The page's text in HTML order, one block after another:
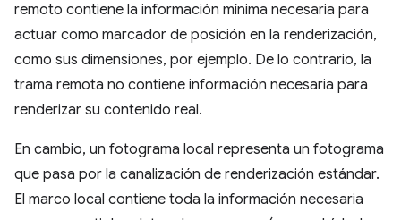
remoto contiene la información mínima necesaria para
actuar como marcador de posición en la renderización,
como sus dimensiones, por ejemplo. De lo contrario, la
trama remota no contiene información necesaria para
renderizar su contenido real.
En cambio, un fotograma local representa un fotograma
que pasa por la canalización de renderización estándar.
El marco local contiene toda la información necesaria